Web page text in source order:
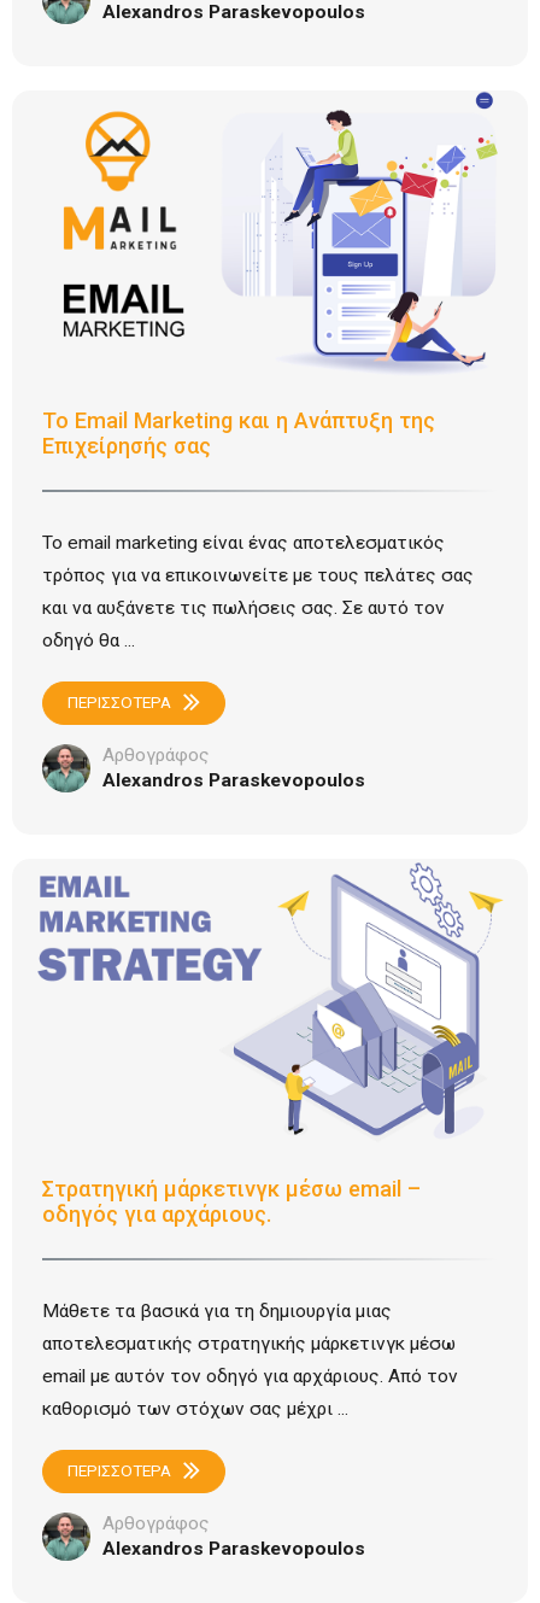
Alexandros Paraskevopoulos
Το Email Marketing και η Ανάπτυξη της
Επιχείρησής σας
Το email marketing είναι ένας αποτελεσματικός
τρόπος για να επικοινωνείτε με τους πελάτες σας
και να αυξάνετε τις πωλήσεις σας. Σε αυτό τον
οδηγό θα ...
ΠΕΡΙΣΣΟΤΕΡΑ
Αρθογράφος
Alexandros Paraskevopoulos
Στρατηγική μάρκετινγκ μέσω email –
οδηγός για αρχάριους.
Μάθετε τα βασικά για τη δημιουργία μιας
αποτελεσματικής στρατηγικής μάρκετινγκ μέσω
email με αυτόν τον οδηγό για αρχάριους. Από τον
καθορισμό των στόχων σας μέχρι ...
ΠΕΡΙΣΣΟΤΕΡΑ
Αρθογράφος
Alexandros Paraskevopoulos